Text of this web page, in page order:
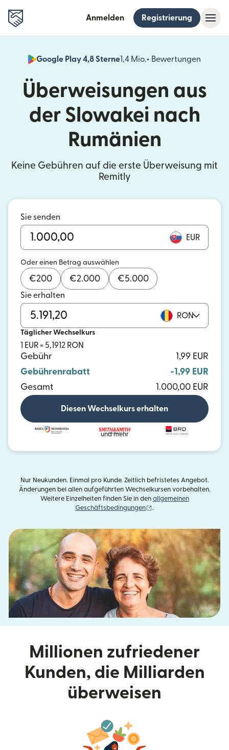
Anmelden Registrierung
Google Play 4,8 Sterne1,4 Mio.+ Bewertungen
Überweisungen aus
der Slowakei nach
Rumänien
Keine Gebühren auf die erste Überweisung mit
Remitly
Sie senden
EUR
Oder einen Betrag auswählen
€200 €2.000 €5.000
Sie erhalten
RON
Täglicher Wechselkurs
1 EUR = 5,1912 RON
Gebühr
1,99 EUR
Gebührenrabatt
-1,99 EUR
Gesamt
1.000,00 EUR
Diesen Wechselkurs erhalten
und mehr
Nur Neukunden. Einmal pro Kunde. Zeitlich befristetes Angebot.
Änderungen bei allen aufgeführten Wechselkursen vorbehalten.
Weitere Einzelheiten finden Sie in den allgemeinen
Geschäftsbedingungen
.
Millionen zufriedener
Kunden, die Milliarden
überweisen